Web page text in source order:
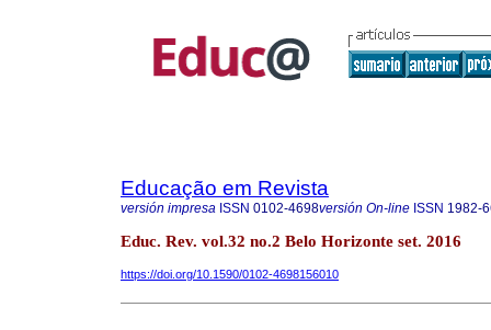
Educação em Revista
versión impresa ISSN 0102-4698versión On-line ISSN 1982-
Educ. Rev. vol.32 no.2 Belo Horizonte set. 2016
https://doi.org/10.1590/0102-4698156010